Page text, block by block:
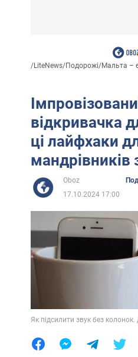
/LiteNews/Подорожі/Мальта –
відкривачка
ці лайфхаки
мандрівників
Oboz
17.10.2024 17:00
Як підсилити звук без